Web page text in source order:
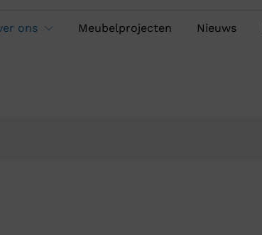
ons Meubelprojecten Nieuws